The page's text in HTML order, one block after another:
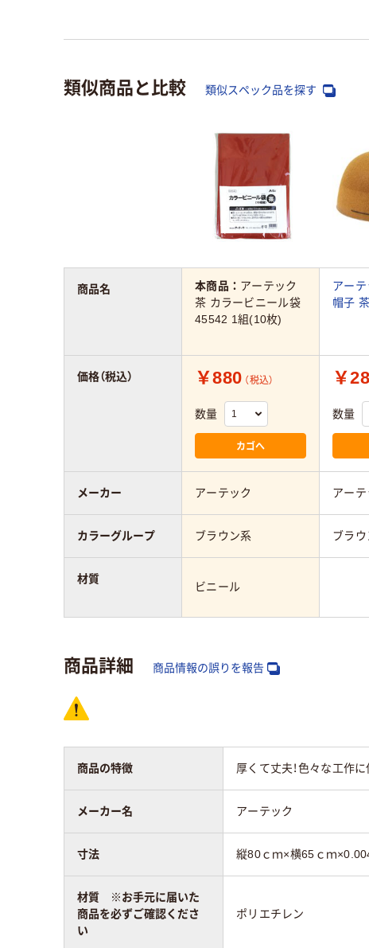
類似商品と比較 類似スペック品を探す
本商品： アーテック
茶 カラービニール袋
45542 1組(10枚)
アー
帽子
￥880 （税込）
数量
カゴへ
￥
数量
アーテック アーテ
ブラウン系 ブラウ
ビニール
商品名
価格（税込）
メーカー
カラーグループ
材質
商品詳細 商品情報の誤りを報告
商品の特徴 厚くて丈夫！色々な工作に
メーカー名 アーテック
寸法 縦80ｃｍ×横65ｃｍ
材質 ※お手元に届いた
商品を必ずご確認くださ
い
ポリエチレン